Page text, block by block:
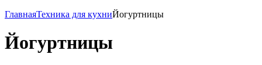
ГлавнаяТехника для кухниЙогуртницы
Йогуртницы